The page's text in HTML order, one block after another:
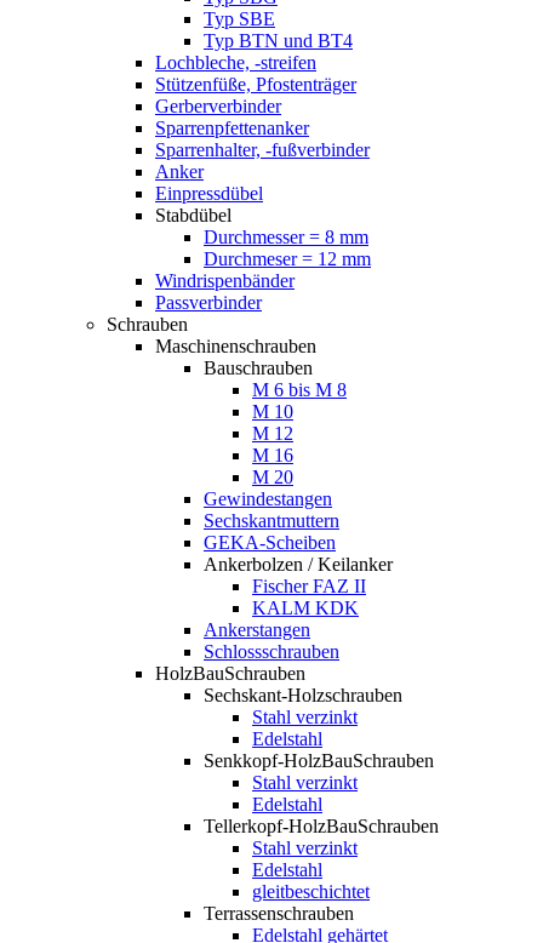
Typ SBE
Typ BTN und BT4
Lochbleche, -streifen
Stützenfüße, Pfostenträger
Gerberverbinder
Sparrenpfettenanker
Sparrenhalter, -fußverbinder
Anker
Einpressdübel
Stabdübel
Durchmesser = 8 mm
Durchmeser = 12 mm
Windrispenbänder
Passverbinder
Schrauben
Maschinenschrauben
Bauschrauben
M 6 bis M 8
M 10
M 12
M 16
M 20
Gewindestangen
Sechskantmuttern
GEKA-Scheiben
Ankerbolzen / Keilanker
Fischer FAZ II
KALM KDK
Ankerstangen
Schlossschrauben
HolzBauSchrauben
Sechskant-Holzschrauben
Stahl verzinkt
Edelstahl
Senkkopf-HolzBauSchrauben
Stahl verzinkt
Edelstahl
Tellerkopf-HolzBauSchrauben
Stahl verzinkt
Edelstahl
gleitbeschichtet
Terrassenschrauben
Edelstahl gehärtet